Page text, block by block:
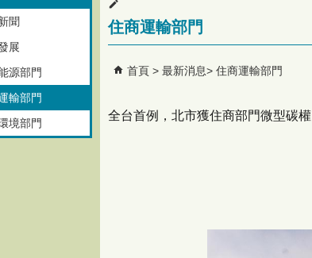
聞
展
源部門
輸部門
境部門
住商運輸部門
首頁 最新消息 住商運輸部門
全台首例，北市獲住商部門微型碳權